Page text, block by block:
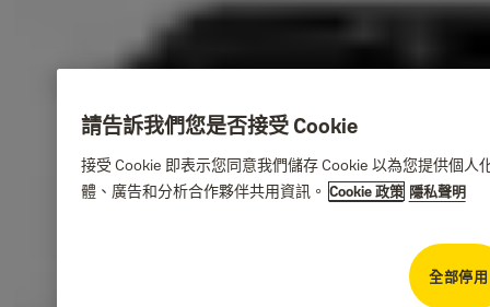
請告訴我們您是否接受 Cookie
接受 Cookie 即表示您同意我們儲存 Cookie 以為您提供個
體、廣告和分析合作夥伴共用資訊。 Cookie 政策 隱私聲明
全部停用